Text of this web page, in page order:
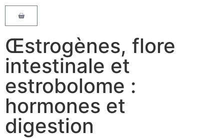
Œstrogènes, flore
intestinale et
estrobolome :
hormones et
digestion